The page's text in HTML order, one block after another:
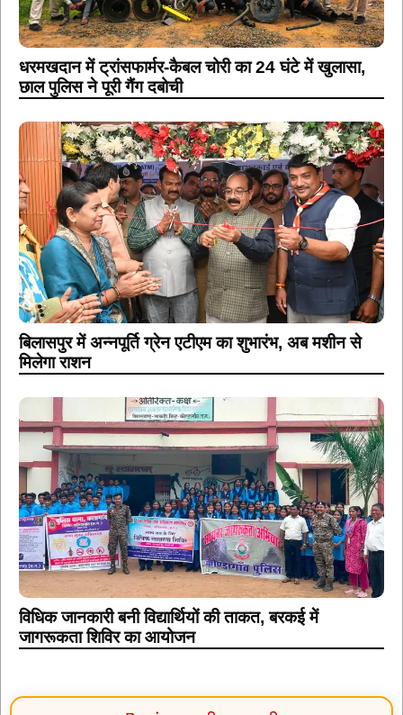
धरमखदान में ट्रांसफार्मर-कैबल चोरी का 24 घंटे में खुलासा,
छाल पुलिस ने पूरी गैंग दबोची
बिलासपुर में अन्नपूर्ति ग्रेन एटीएम का शुभारंभ, अब मशीन से
मिलेगा राशन
विधिक जानकारी बनी विद्यार्थियों की ताकत, बरकई में
जागरूकता शिविर का आयोजन